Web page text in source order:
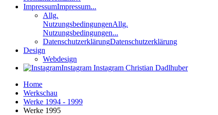
ImpressumImpressum...
Allg.
NutzungsbedingungenAllg.
Nutzungsbedingungen...
DatenschutzerklärungDatenschutzerklärung
Design
Webdesign
Instagram Instagram Christian Dadlhuber
Home
Werkschau
Werke 1994 - 1999
Werke 1995